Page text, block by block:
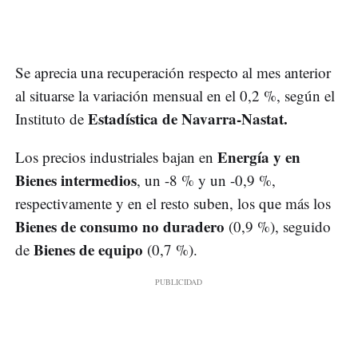
Se aprecia una recuperación respecto al mes anterior
al situarse la variación mensual en el 0,2 %, según el
Instituto de Estadística de Navarra-Nastat.
Los precios industriales bajan en Energía y en
Bienes intermedios, un -8 % y un -0,9 %,
respectivamente y en el resto suben, los que más los
Bienes de consumo no duradero (0,9 %), seguido
de Bienes de equipo (0,7 %).